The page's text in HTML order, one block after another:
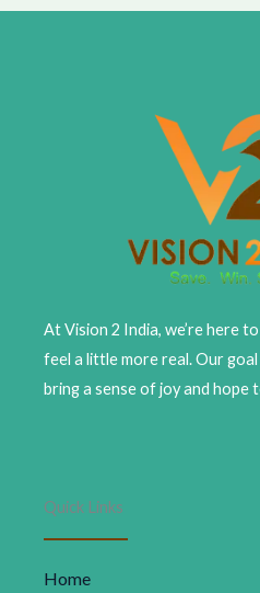
At Vision 2 India, we’re here
feel a little more real. Our
bring a sense of joy and hope
Quick Links
Home